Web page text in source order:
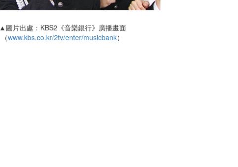
▲圖片出處：KBS2《音樂銀行》廣播畫面
（www.kbs.co.kr/2tv/enter/musicbank）